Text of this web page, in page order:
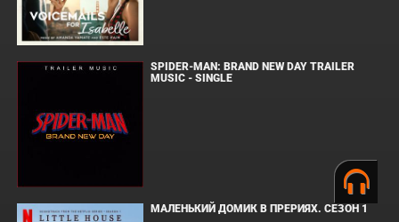
SPIDER-MAN: BRAND NEW DAY TRAILER
MUSIC - SINGLE
МАЛЕНЬКИЙ ДОМИК В ПРЕРИЯХ. СЕЗОН 1